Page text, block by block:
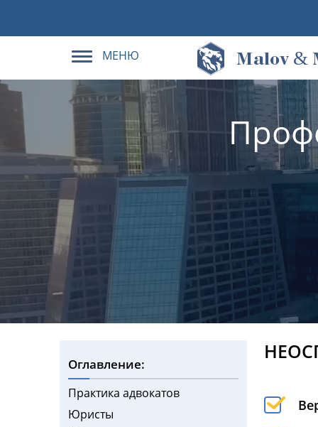
МЕНЮ Malov &
Оглавление:
Практика адвокатов
Юристы